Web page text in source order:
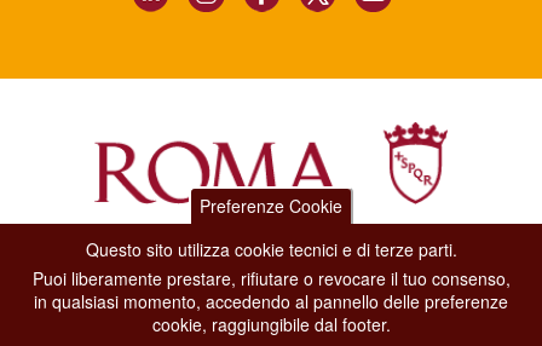
Dipartimento Grandi Eventi, Sport, Turismo e Moda.
Via di San Basilio, 51
00187 Roma
Preferenze Cookie
Questo sito utilizza cookie tecnici e di terze parti.
Puoi liberamente prestare, rifiutare o revocare il tuo consenso,
in qualsiasi momento, accedendo al pannello delle preferenze
cookie, raggiungibile dal footer.